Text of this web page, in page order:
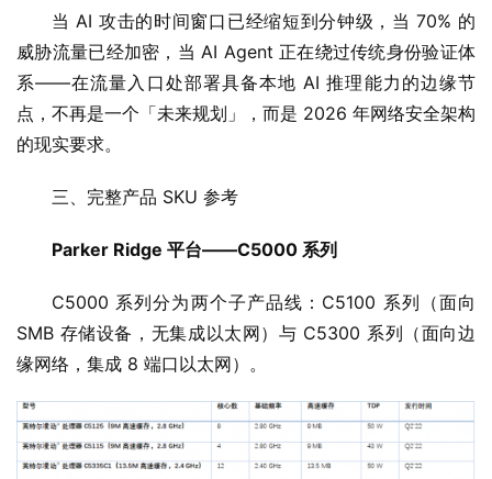
当 AI 攻击的时间窗口已经缩短到分钟级，当 70% 的
威胁流量已经加密，当 AI Agent 正在绕过传统身份验证体
系——在流量入口处部署具备本地 AI 推理能力的边缘节
点，不再是一个「未来规划」，而是 2026 年网络安全架构
的现实要求。
三、完整产品 SKU 参考
Parker Ridge 平台——C5000 系列
C5000 系列分为两个子产品线：C5100 系列（面向
SMB 存储设备，无集成以太网）与 C5300 系列（面向边
缘网络，集成 8 端口以太网）。